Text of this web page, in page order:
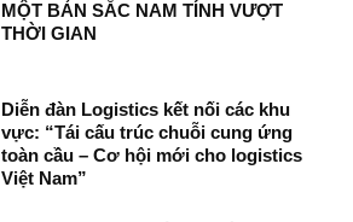
MỘT BẢN SẮC NAM TÍNH VƯỢT
THỜI GIAN
Diễn đàn Logistics kết nối các khu
vực: “Tái cấu trúc chuỗi cung ứng
toàn cầu – Cơ hội mới cho logistics
Việt Nam”